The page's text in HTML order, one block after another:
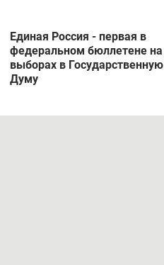
Единая Россия - первая в
федеральном бюллетене на
выборах в Государственную
Думу